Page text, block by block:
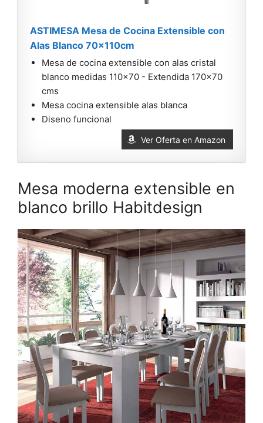
ASTIMESA Mesa de Cocina Extensible con
Alas Blanco 70x110cm
Mesa de cocina extensible con alas cristal
blanco medidas 110x70 - Extendida 170x70
cms
Mesa cocina extensible alas blanca
Diseno funcional
Ver Oferta en Amazon
Mesa moderna extensible en
blanco brillo Habitdesign